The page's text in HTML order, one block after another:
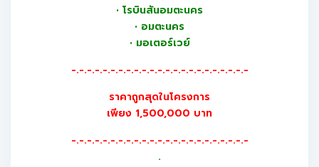
• โรบินสันอมตะนคร
• อมตะนคร
• มอเตอร์เวย์
-.-.-.-.-.-.-.-.-.-.-.-.-.-.-.-.-.-.-.-.-.-.-
ราคาถูกสุดในโครงการ
เพียง 1,500,000 บาท
-.-.-.-.-.-.-.-.-.-.-.-.-.-.-.-.-.-.-.-.-.-.-
.